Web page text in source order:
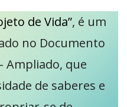
de Vida”, é um
no Documento
Ampliado, que
de saberes e